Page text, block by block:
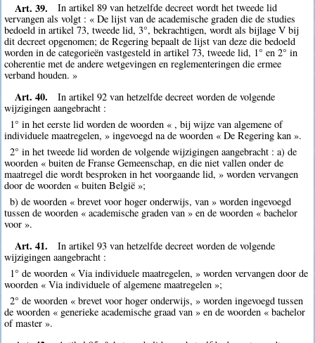
Art. 39.
In artikel 89 van hetzelfde decreet wordt het tweede lid
vervangen als volgt : « De lijst van de academische graden die de studies
bedoeld in artikel 73, tweede lid, 3°, bekrachtigen, wordt als bijlage V bij
dit decreet opgenomen; de Regering bepaalt de lijst van deze die bedoeld
worden in de categorieën vastgesteld in artikel 73, tweede lid, 1° en 2° in
coherentie met de andere wetgevingen en reglementeringen die ermee
verband houden. »
Art. 40.
In artikel 92 van hetzelfde decreet worden de volgende
wijzigingen aangebracht :
1° in het eerste lid worden de woorden « , bij wijze van algemene of
individuele maatregelen, » ingevoegd na de woorden « De Regering kan ».
2° in het tweede lid worden de volgende wijzigingen aangebracht : a) de
woorden « buiten de Franse Gemeenschap, en die niet vallen onder de
maatregel die wordt besproken in het voorgaande lid, » worden vervangen
door de woorden « buiten België »;
b) de woorden « brevet voor hoger onderwijs, van » worden ingevoegd
tussen de woorden « academische graden van » en de woorden « bachelor
voor ».
Art. 41.
In artikel 93 van hetzelfde decreet worden de volgende
wijzigingen aangebracht :
1° de woorden « Via individuele maatregelen, » worden vervangen door de
woorden « Via individuele of algemene maatregelen »;
2° de woorden « brevet voor hoger onderwijs, » worden ingevoegd tussen
de woorden « generieke academische graad van » en de woorden « bachelor
of master ».